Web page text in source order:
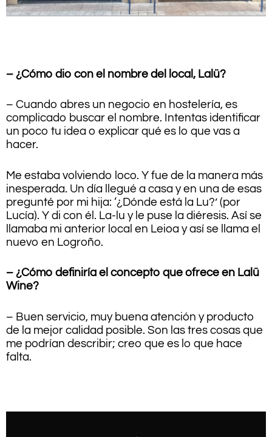
– ¿Cómo dio con el nombre del local, Lalü?
– Cuando abres un negocio en hostelería, es
complicado buscar el nombre. Intentas identificar
un poco tu idea o explicar qué es lo que vas a
hacer.
Me estaba volviendo loco. Y fue de la manera más
inesperada. Un día llegué a casa y en una de esas
pregunté por mi hija: ‘¿Dónde está la Lu?’ (por
Lucía). Y di con él. La-lu y le puse la diéresis. Así se
llamaba mi anterior local en Leioa y así se llama el
nuevo en Logroño.
– ¿Cómo definiría el concepto que ofrece en Lalü
Wine?
– Buen servicio, muy buena atención y producto
de la mejor calidad posible. Son las tres cosas que
me podrían describir; creo que es lo que hace
falta.